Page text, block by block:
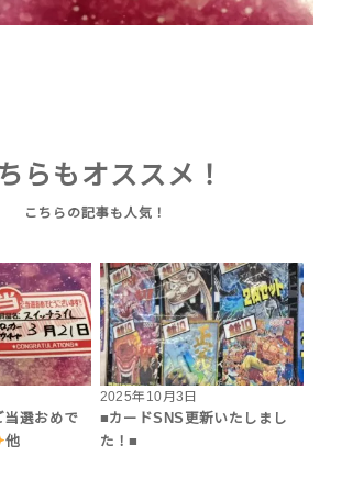
らもオススメ！
当選おめで
他
2025年10月3日
■カードSNS更新いたしまし
た！■